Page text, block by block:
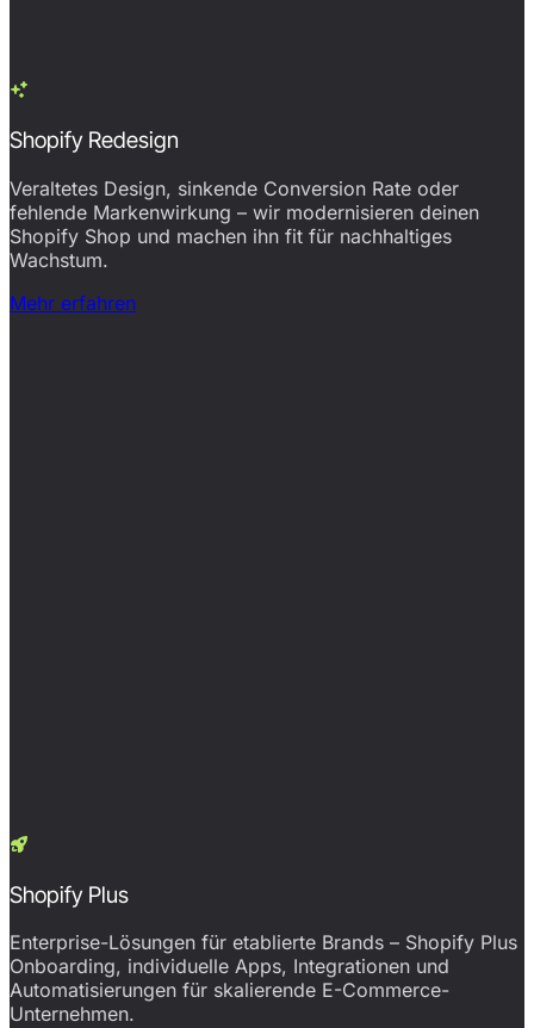
Shopify Redesign
Veraltetes Design, sinkende Conversion Rate oder
fehlende Markenwirkung – wir modernisieren deinen
Shopify Shop und machen ihn fit für nachhaltiges
Wachstum.
Mehr erfahren
Shopify Plus
Enterprise-Lösungen für etablierte Brands – Shopify Plus
Onboarding, individuelle Apps, Integrationen und
Automatisierungen für skalierende E-Commerce-
Unternehmen.